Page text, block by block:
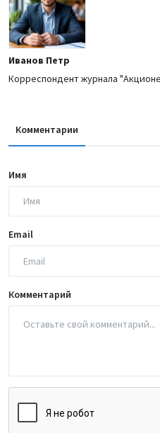
Иванов Петр
Корреспондент журнала
Комментарии
Имя
Email
Комментарий